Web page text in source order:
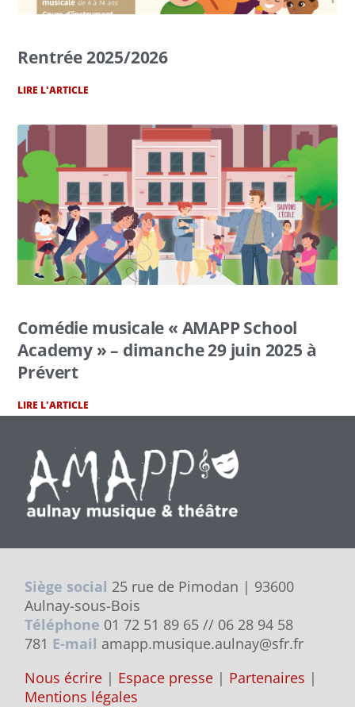
Rentrée 2025/2026
LIRE L'ARTICLE
Comédie musicale « AMAPP School
Academy » – dimanche 29 juin 2025 à
Prévert
LIRE L'ARTICLE
Siège social 25 rue de Pimodan | 93600
Aulnay-sous-Bois
Téléphone 01 72 51 89 65 // 06 28 94 58
781 E-mail amapp.musique.aulnay@sfr.fr
Nous écrire | Espace presse | Partenaires |
Mentions légales